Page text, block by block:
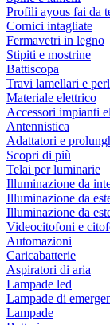
Profili ayous fai da
Cornici intagliate
Fermavetri in legno
Stipiti e mostrine
Battiscopa
Travi lamellari e
Materiale elettrico
Accessori impianti
Antennistica
Adattatori e
Scopri di più
Telai per luminarie
Illuminazione da
Illuminazione da
Illuminazione da
Videocitofoni e
Automazioni
Caricabatterie
Aspiratori di aria
Lampade led
Lampade di
Lampade